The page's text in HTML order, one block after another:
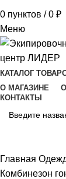
0 пунктов / 0 ₽
Меню
КАТАЛОГ
О МАГАЗИНЕ
КОНТАКТЫ
Главная
Комбинезон